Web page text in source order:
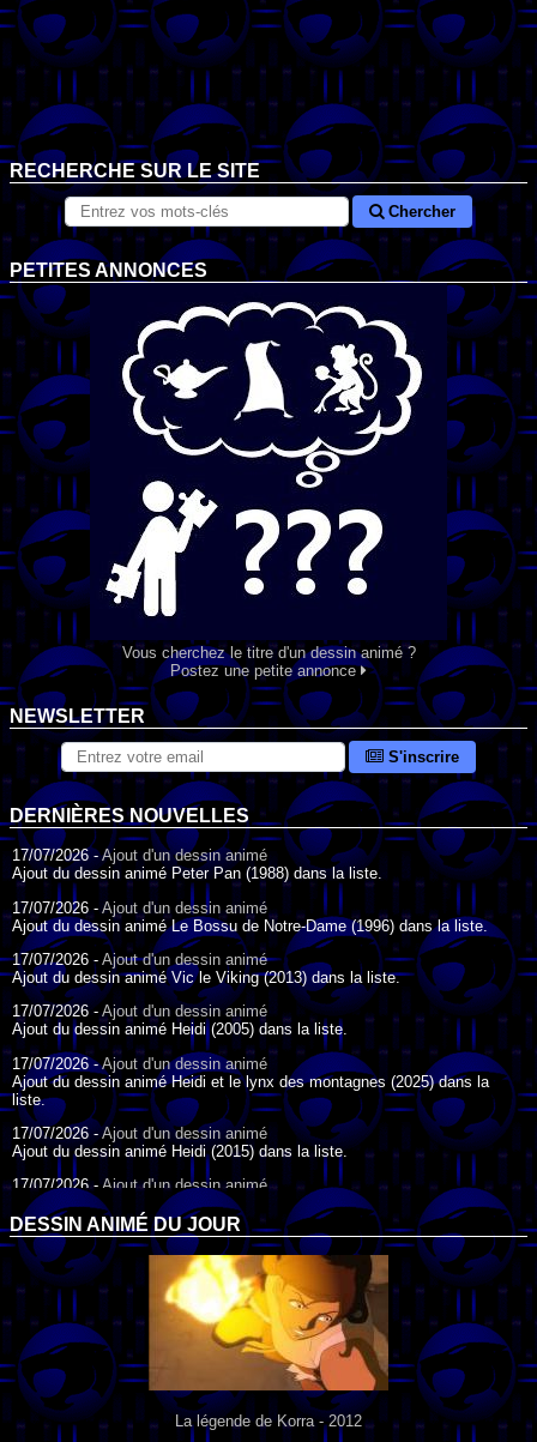
RECHERCHE SUR LE SITE
Chercher
PETITES ANNONCES
Vous cherchez le titre d'un dessin animé ?
Postez une petite annonce
NEWSLETTER
S'inscrire
DERNIÈRES NOUVELLES
17/07/2026 -Ajout d'un dessin animé
Ajout du dessin animé Peter Pan (1988) dans la liste.
17/07/2026 - Ajout d'un dessin animé
Ajout du dessin animé Le Bossu de Notre-Dame (1996) dans la liste.
17/07/2026 - Ajout d'un dessin animé
Ajout du dessin animé Vic le Viking (2013) dans la liste.
17/07/2026 -Ajout d'un dessin animé
Ajout du dessin animé Heidi (2005) dans la liste.
17/07/2026 -Ajout d'un dessin animé
Ajout du dessin animé Heidi et le lynx des montagnes (2025) dans la
liste.
17/07/2026 -Ajout d'un dessin animé
Ajout du dessin animé Heidi (2015) dans la liste.
17/07/2026 -Ajout d'un dessin animé
Ajout du dessin animé Heidi (1995) dans la liste.
09/07/2026 -Ajout d'un dessin animé
Ajout du dessin animé Genki l'Aventurier de la Chance (2006) dans la
liste.
Ajout d'un dessin animé
Ajout du dessin animé Vilain Petit Canard (2000) dans la liste.
04/07/2026 -
Ajout d'un dessin animé
Ajout du dessin animé Le Noël du vilain petit canard (2003) dans la liste.
DESSIN ANIMÉ DU JOUR
La légende de Korra - 2012